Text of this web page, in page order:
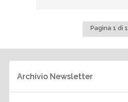
Pagina 1 di 1
Archivio Newsletter